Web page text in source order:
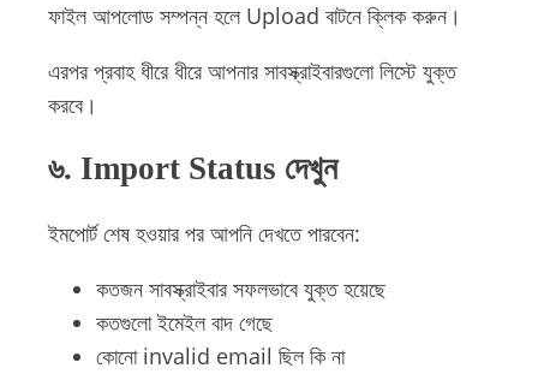
ফাইল আপলোড সম্পন্ন হলে Upload বাটনে ক্লিক করুন।
এরপর প্রবাহ ধীরে ধীরে আপনার সাবস্ক্রাইবারগুলো লিস্টে যুক্ত
করবে।
৬. Import Status দেখুন
ইমপোর্ট শেষ হওয়ার পর আপনি দেখতে পারবেন:
কতজন সাবস্ক্রাইবার সফলভাবে যুক্ত হয়েছে
কতগুলো ইমেইল বাদ গেছে
কোনো invalid email ছিল কি না